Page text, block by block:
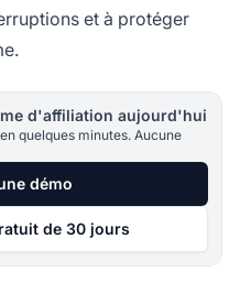
et à protéger
d'affiliation aujourd'hui
quelques minutes. Aucune
démo
de 30 jours